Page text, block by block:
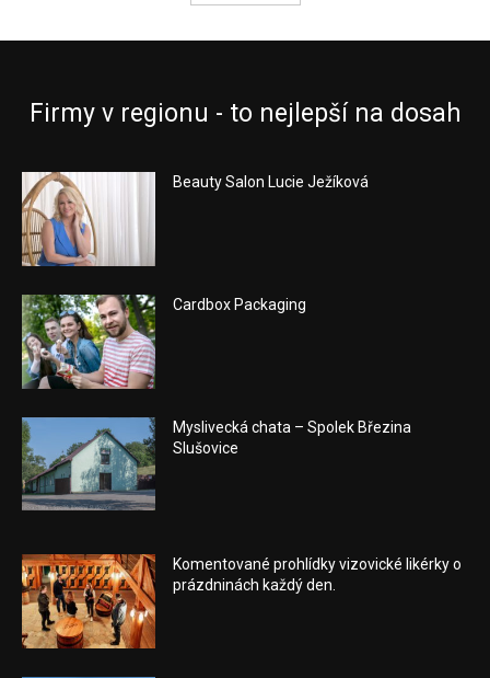
Firmy v regionu - to nejlepší na dosah
Beauty Salon Lucie Ježíková
Cardbox Packaging
Myslivecká chata – Spolek Březina
Slušovice
Komentované prohlídky vizovické likérky o
prázdninách každý den.